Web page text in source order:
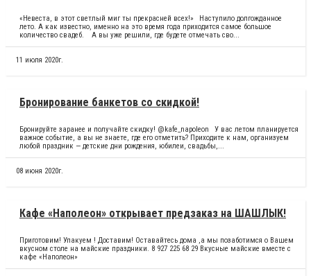
«Невеста, в этот светлый миг ты прекрасней всех!»⠀Наступило долгожданное
лето. А как известно, именно на это время года приходится самое большое
количество свадеб. ⠀А вы уже решили, где будете отмечать сво...
11 июля 2020г.
Бронирование банкетов со скидкой!
Бронируйте заранее и получайте скидку! @kafe_napoleon⠀У вас летом планируется
важное событие, а вы не знаете, где его отметить? Приходите к нам, организуем
любой праздник — детские дни рождения, юбилеи, свадьбы,...
08 июня 2020г.
Кафе «Наполеон» открывает предзаказ на ШАШЛЫК!
Приготовим! Упакуем ! Доставим! Оставайтесь дома ,а мы позаботимся о Вашем
вкусном столе на майские праздники. 8 927 225 68 29 Вкусные майские вместе с
кафе «Наполеон»